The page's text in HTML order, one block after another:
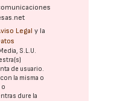
Legal y la
S.L.U.
de usuario.
la misma o
o
dure la